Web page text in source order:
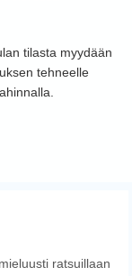
tilasta myydään
tehneelle
ratsuillaan